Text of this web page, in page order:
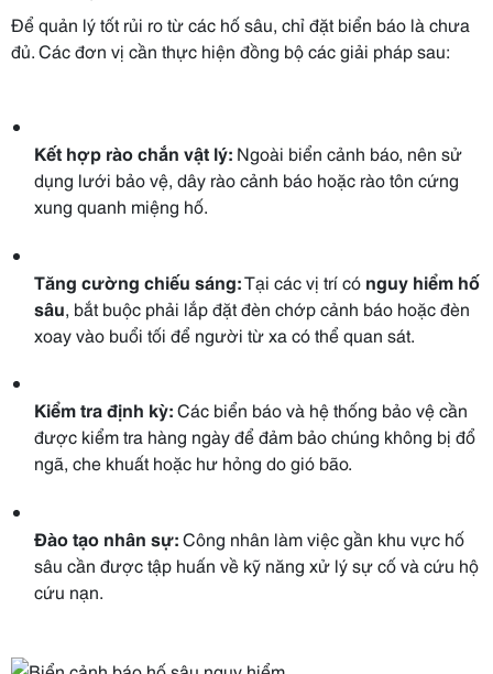
Để quản lý tốt rủi ro từ các hố sâu, chỉ đặt biển báo là chưa
đủ. Các đơn vị cần thực hiện đồng bộ các giải pháp sau:
Kết hợp rào chắn vật lý:Ngoài biển cảnh báo, nên sử
dụng lưới bảo vệ, dây rào cảnh báo hoặc rào tôn cứng
xung quanh miệng hố.
Tăng cường chiếu sáng:Tại các vị trí có nguy hiểm hố
sâu , bắt buộc phải lắp đặt đèn chớp cảnh báo hoặc đèn
xoay vào buổi tối để người từ xa có thể quan sát.
Kiểm tra định kỳ:Các biển báo và hệ thống bảo vệ cần
được kiểm tra hàng ngày để đảm bảo chúng không bị đổ
ngã, che khuất hoặc hư hỏng do gió bão.
Đào tạo nhân sự:Công nhân làm việc gần khu vực hố
sâu cần được tập huấn về kỹ năng xử lý sự cố và cứu hộ
cứu nạn.